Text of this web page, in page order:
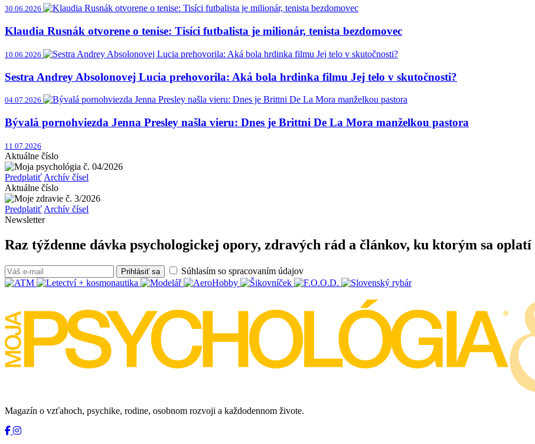
30.06.2026
Klaudia Rusnák otvorene o tenise: Tisíci futbalista je milionár, tenista bezdomovec
10.06.2026
Sestra Andrey Absolonovej Lucia prehovorila: Aká bola hrdinka filmu Jej telo v skutočnosti?
04.07.2026
Bývalá pornohviezda Jenna Presley našla vieru: Dnes je Brittni De La Mora manželkou pastora
11.07.2026
Aktuálne číslo
Predplatiť Archív čísel
Aktuálne číslo
Predplatiť Archív čísel
Newsletter
Raz týždenne dávka psychologickej opory, zdravých rád a článkov, ku ktorým sa
Prihlásiť sa Súhlasím so spracovaním údajov
Magazín o vzťahoch, psychike, rodine, osobnom rozvoji a každodennom živote.